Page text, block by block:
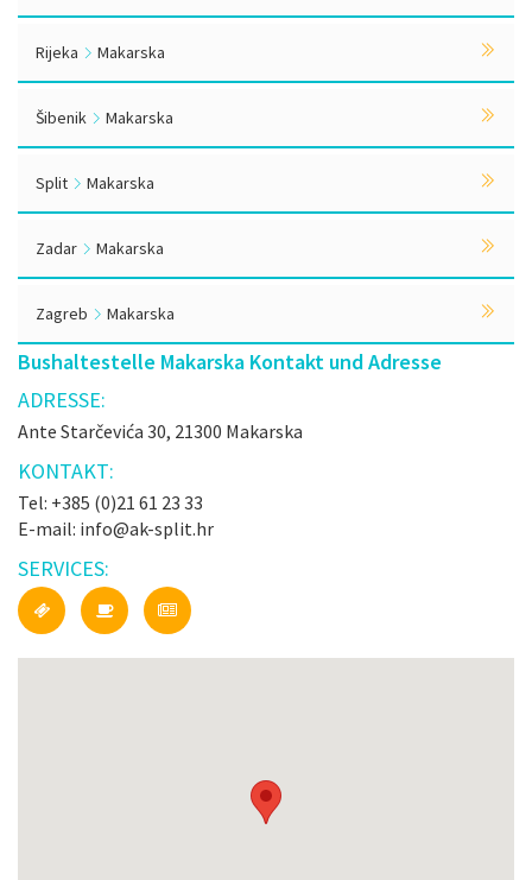
Rijeka Makarska
Šibenik Makarska
Split Makarska
Zadar Makarska
Zagreb Makarska
Bushaltestelle Makarska Kontakt und Adresse
ADRESSE:
Ante Starčevića 30, 21300 Makarska
KONTAKT:
Tel: +385 (0)21 61 23 33
E-mail: info@ak-split.hr
SERVICES: